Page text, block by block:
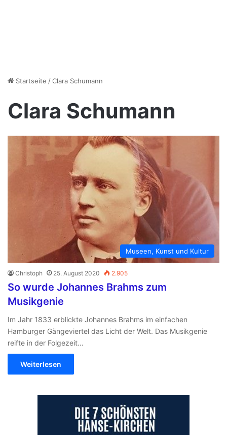
Startseite /Clara Schumann
Clara Schumann
Museen, Kunst und Kultur
Christoph 25. August 2020 2.905
So wurde Johannes Brahms zum
Musikgenie
Im Jahr 1833 erblickte Johannes Brahms im einfachen
Hamburger Gängeviertel das Licht der Welt. Das Musikgenie
reifte in der Folgezeit…
Weiterlesen